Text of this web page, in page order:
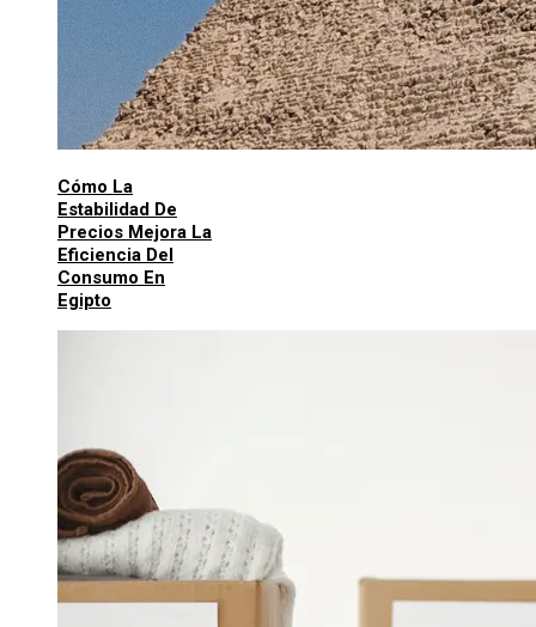
Cómo La
Estabilidad De
Precios Mejora La
Eficiencia Del
Consumo En
Egipto